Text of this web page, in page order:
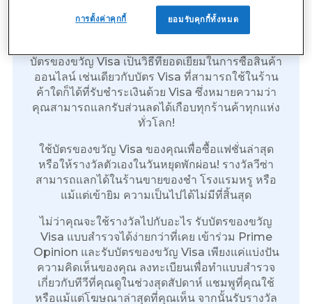
รับบัตรของขวัญ Visa ออนไลน์
บัตรของขวัญ Visa เป็นวิธีที่ยอดเยี่ยมในการซื้อสินค้า
ออนไลน์ เช่นเดียวกับบัตร Visa ที่สามารถใช้ในร้าน
ค้าใดก็ได้ที่รับชำระเงินด้วย Visa ซึ่งหมายความว่า
คุณสามารถแลกรับส่วนลดได้เกือบทุกร้านค้าทุกแห่ง
ทั่วโลก!
ใช้บัตรของขวัญ Visa ของคุณเพื่อซื้อแฟชั่นล่าสุด
หรือให้รางวัลตัวเองในวันหยุดพักผ่อน! รางวัลวีซ่า
สามารถแลกได้ในร้านขายของชำ โรงแรมหรู หรือ
แม้แต่เข้ายิม ความเป็นไปได้ไม่มีที่สิ้นสุด
ไม่ว่าคุณจะใช้รางวัลไปกับอะไร รับบัตรของขวัญ
Visa แบบสำรวจได้ง่ายกว่าที่เคย เข้าร่วม Prime
Opinion และรับบัตรของขวัญ Visa เพียงแค่แบ่งปัน
ความคิดเห็นของคุณ ลงทะเบียนเพื่อทำแบบสำรวจ
เกี่ยวกับทีวีที่คุณดูในช่วงสุดสัปดาห์ แชมพูที่คุณใช้
หรือแม้แต่โฆษณาล่าสุดที่คุณเห็น จากนั้นรับรางวัล
ยอมรับคุกกี้ทั้งหมด
การตั้งค่าคุกกี้